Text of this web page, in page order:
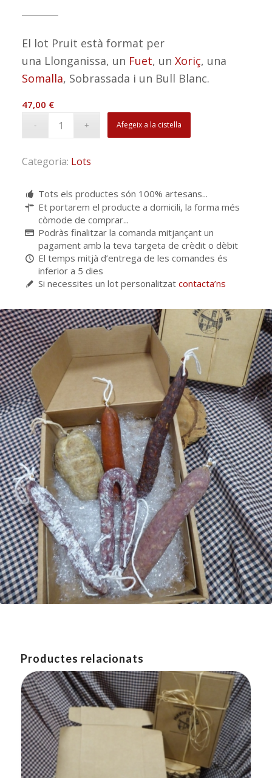
El lot Pruit està format per
una Llonganissa, un Fuet, un Xoriç, una
Somalla, Sobrassada i un Bull Blanc.
47,00 €
Afegeix a la cistella
Categoria: Lots
Tots els productes són 100% artesans...
Et portarem el producte a domicili, la forma més
còmode de comprar...
Podràs finalitzar la comanda mitjançant un
pagament amb la teva targeta de crèdit o dèbit
El temps mitjà d’entrega de les comandes és
inferior a 5 dies
Si necessites un lot personalitzatcontacta’ns
Productes relacionats